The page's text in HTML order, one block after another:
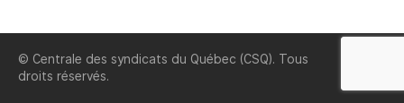
© Centrale des syndicats du Québec (CSQ). Tous
droits réservés.